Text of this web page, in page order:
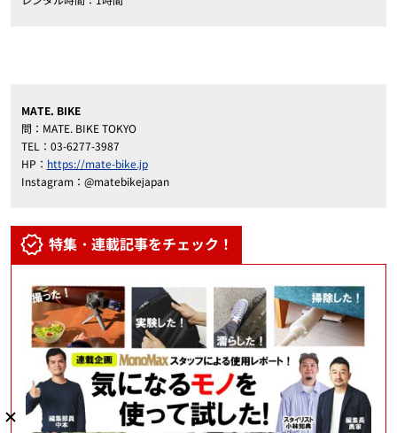
MATE. BIKE
問：MATE. BIKE TOKYO
TEL：03-6277-3987
HP： https://mate-bike.jp
Instagram：@matebikejapan
特集・連載記事をチェック！